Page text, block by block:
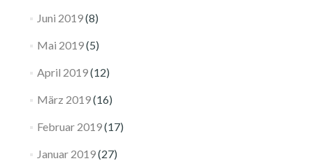
Juni 2019(8)
Mai 2019(5)
April 2019(12)
März 2019(16)
Februar 2019(17)
Januar 2019(27)